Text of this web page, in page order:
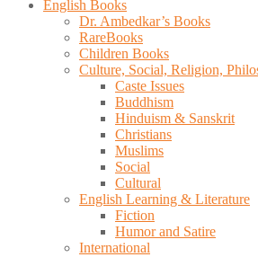
English Books
Dr. Ambedkar’s Books
RareBooks
Children Books
Culture, Social, Religion,
Caste Issues
Buddhism
Hinduism & Sanskrit
Christians
Muslims
Social
Cultural
English Learning & Literature
Fiction
Humor and Satire
International